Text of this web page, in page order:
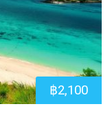
฿2,100